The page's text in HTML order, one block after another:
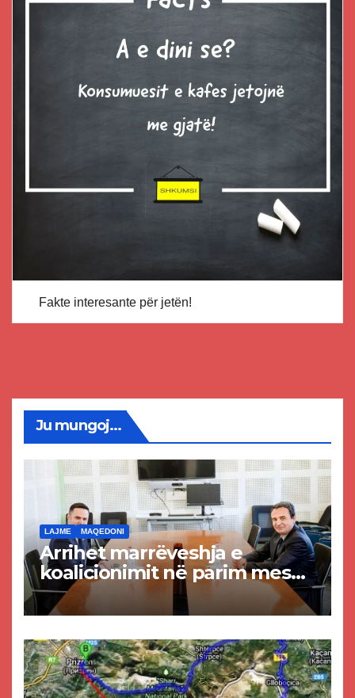
Fakte interesante për jetën!
Ju mungoj...
LAJME MAQEDONI
Arrihet marrëveshja e
koalicionimit në parim mes
Kurtit dhe Abdixhikut